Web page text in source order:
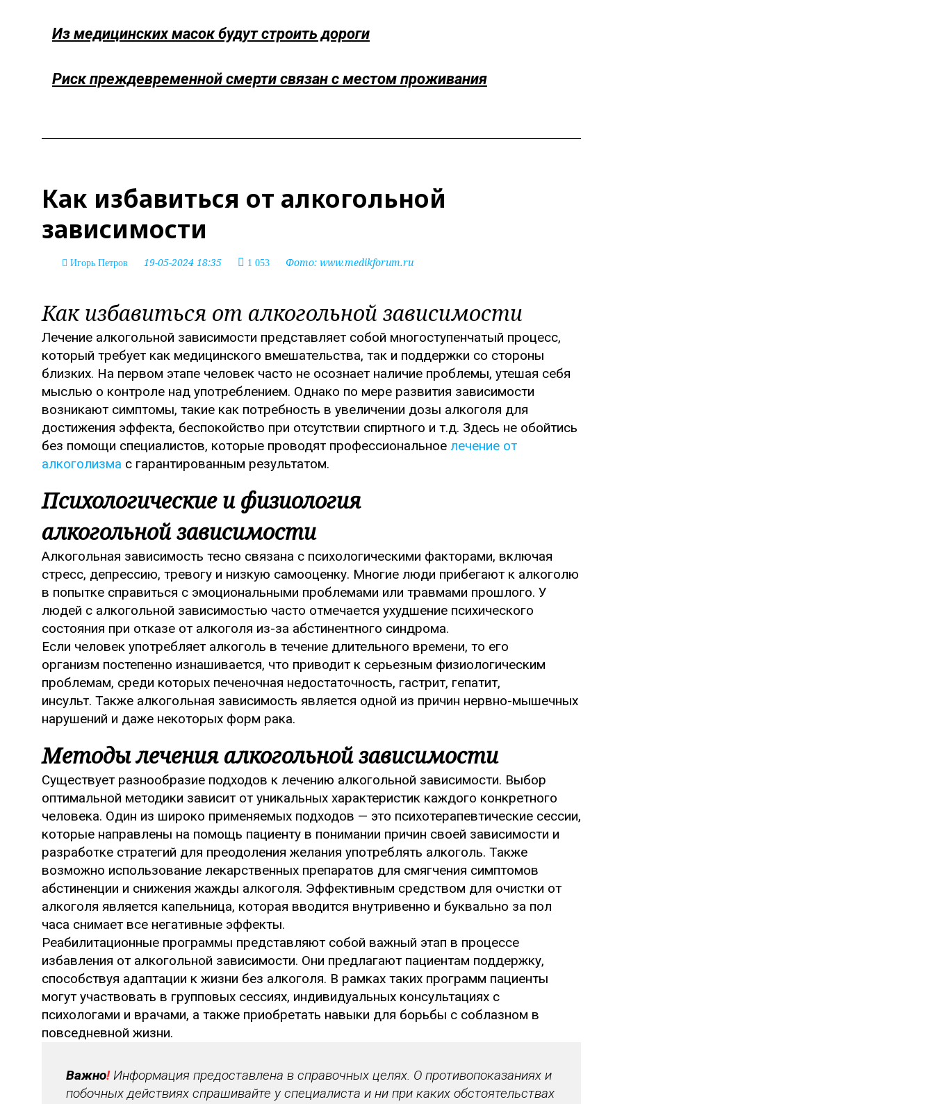
Из медицинских масок будут строить дороги
Риск преждевременной смерти связан с местом проживания
Как избавиться от алкогольной
зависимости
Игорь Петров 19-05-2024 18:35 1 053 Фото: www.medikforum.ru
Как избавиться от алкогольной зависимости
Лечение алкогольной зависимости представляет собой многоступенчатый процесс,
который требует как медицинского вмешательства, так и поддержки со стороны
близких. На первом этапе человек часто не осознает наличие проблемы, утешая себя
мыслью о контроле над употреблением. Однако по мере развития зависимости
возникают симптомы, такие как потребность в увеличении дозы алкоголя для
достижения эффекта, беспокойство при отсутствии спиртного и т.д. Здесь не обойтись
без помощи специалистов, которые проводят профессиональное лечение от
алкоголизма с гарантированным результатом.
Психологические и физиология
алкогольной зависимости
Алкогольная зависимость тесно связана с психологическими факторами, включая
стресс, депрессию, тревогу и низкую самооценку. Многие люди прибегают к алкоголю
в попытке справиться с эмоциональными проблемами или травмами прошлого. У
людей с алкогольной зависимостью часто отмечается ухудшение психического
состояния при отказе от алкоголя из-за абстинентного синдрома.
Если человек употребляет алкоголь в течение длительного времени, то его
организм постепенно изнашивается, что приводит к серьезным физиологическим
проблемам, среди которых печеночная недостаточность, гастрит, гепатит,
инсульт. Также алкогольная зависимость является одной из причин нервно-мышечных
нарушений и даже некоторых форм рака.
Методы лечения алкогольной зависимости
Существует разнообразие подходов к лечению алкогольной зависимости. Выбор
оптимальной методики зависит от уникальных характеристик каждого конкретного
человека. Один из широко применяемых подходов — это психотерапевтические сессии,
которые направлены на помощь пациенту в понимании причин своей зависимости и
разработке стратегий для преодоления желания употреблять алкоголь. Также
возможно использование лекарственных препаратов для смягчения симптомов
абстиненции и снижения жажды алкоголя. Эффективным средством для очистки от
алкоголя является капельница, которая вводится внутривенно и буквально за пол
часа снимает все негативные эффекты.
Реабилитационные программы представляют собой важный этап в процессе
избавления от алкогольной зависимости. Они предлагают пациентам поддержку,
способствуя адаптации к жизни без алкоголя. В рамках таких программ пациенты
могут участвовать в групповых сессиях, индивидуальных консультациях с
психологами и врачами, а также приобретать навыки для борьбы с соблазном в
повседневной жизни.
Важно!Информация предоставлена в справочных целях. О противопоказаниях и
побочных действиях спрашивайте у специалиста и ни при каких обстоятельствах